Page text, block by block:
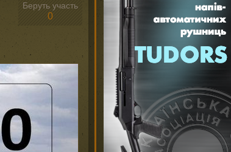
Беруть участь
0